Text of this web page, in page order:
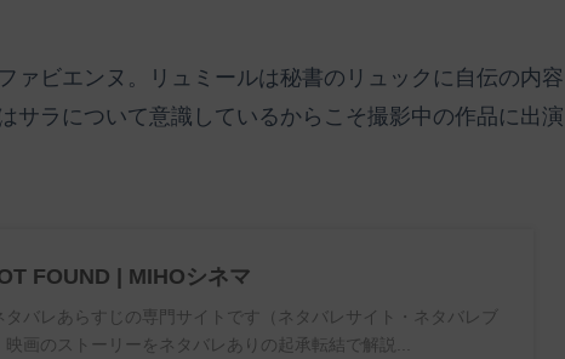
ァビエンヌ。リュミールは秘書のリュックに自伝の内容
サラについて意識しているからこそ撮影中の作品に出演
FOUND | MIHOシネマ
タバレあらすじの専門サイトです（ネタバレサイト・ネタバレブ
映画のストーリーをネタバレありの起承転結で解説...